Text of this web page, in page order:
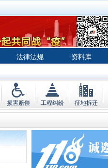
法律法规 资料库
损害赔偿 工程纠纷 征地拆迁